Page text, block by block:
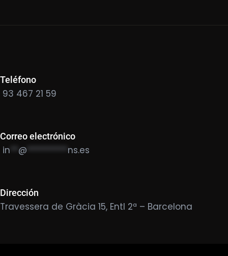
Teléfono
93 467 21 59
Correo electrónico
in @ ********** ns.es
Dirección
Travessera de Gràcia 15, Entl 2ª – Barcelona